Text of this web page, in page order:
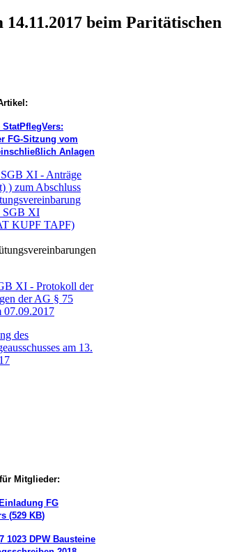
beim Paritätischen
FG-Sitzung vom
Anlagen
XI - Anträge
) zum Abschluss
SGB XI
KUPF TAPF)
XI - Protokoll der
der AG § 75
07.09.2017
des
am 13.
Mitglieder:
FG
(529 KB)
1023 DPW Bausteine